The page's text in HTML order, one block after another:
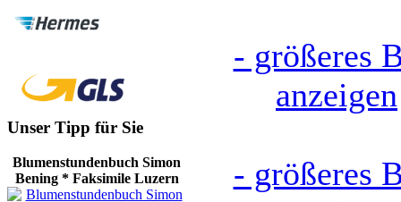
Unser Tipp für Sie
Blumenstundenbuch Simon
Bening * Faksimile Luzern
- größeres
anzeigen
- größeres